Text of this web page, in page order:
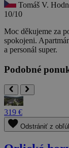
Tomáš V.
10/10
Moc děkujeme za
spokojeni.
a personál super.
Podobné
319 €
Odstrániť z